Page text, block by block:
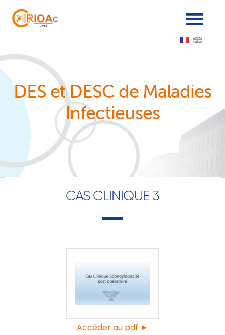
DES et DESC de Maladies
Infectieuses
CAS CLINIQUE 3
Accéder au pdf ►
Panneau de gestion des cookies